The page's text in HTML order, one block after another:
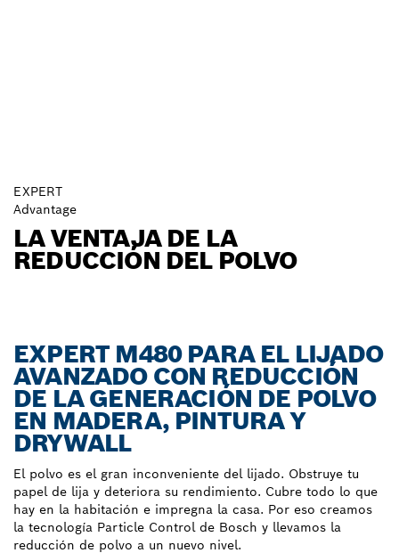
EXPERT
Advantage
LA VENTAJA DE LA
REDUCCIÓN DEL POLVO
EXPERT M480 PARA EL LIJADO
AVANZADO CON REDUCCIÓN
DE LA GENERACIÓN DE POLVO
EN MADERA, PINTURA Y
DRYWALL
El polvo es el gran inconveniente del lijado. Obstruye tu
papel de lija y deteriora su rendimiento. Cubre todo lo que
hay en la habitación e impregna la casa. Por eso creamos
la tecnología Particle Control de Bosch y llevamos la
reducción de polvo a un nuevo nivel.